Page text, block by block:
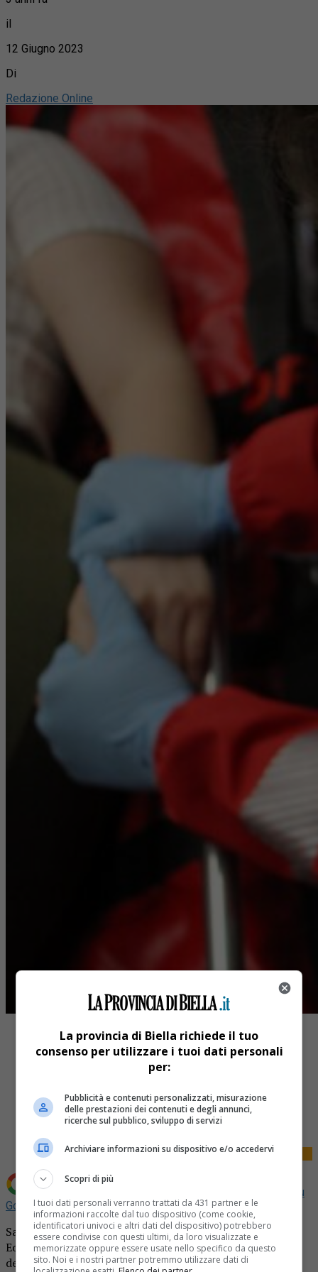
il
12 Giugno 2023
Di
Redazione Online
Share
Tweet
Aggiungi La Provincia di Biella come
Fonte preferita su
Google
Sabato 17 giugno la Città di Biella ospiterà la XXX^
Edizione della Gara Regionale di Primo Soccorso
della Croce Rossa Italiana, evento che, dopo le restrizioni
La provincia di Biella richiede il tuo
consenso per utilizzare i tuoi dati personali
per:
Pubblicità e contenuti personalizzati, misurazione
delle prestazioni dei contenuti e degli annunci,
ricerche sul pubblico, sviluppo di servizi
Archiviare informazioni su dispositivo e/o accedervi
Scopri di più
I tuoi dati personali verranno trattati da 431 partner e le
informazioni raccolte dal tuo dispositivo (come cookie,
identificatori univoci e altri dati del dispositivo) potrebbero
essere condivise con questi ultimi, da loro visualizzate e
memorizzate oppure essere usate nello specifico da questo
sito. Noi e i nostri partner potremmo utilizzare dati di